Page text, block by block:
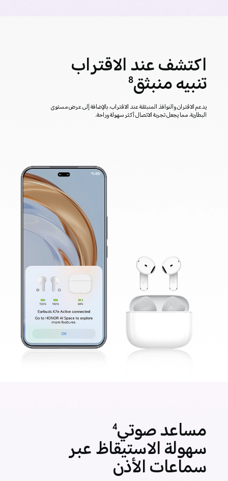
اكتشف عند الاقتراب
تنبيه منبثق8
يدعم الاقتران والنوافذ المنبثقة عند الاقتراب، بالإضافة إلى عرض مستوى
البطارية، مما يجعل تجربة الاتصال أكثر سهولة وراحة.
مساعد صوتي4
سهولة الاستيقاظ عبر
سماعات الأذن